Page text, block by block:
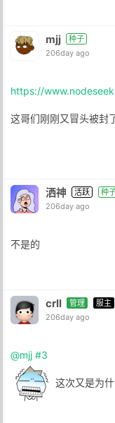
mjj
种子
206day ago
https://
这哥们刚刚又冒头被封
洒神 活跃
种
206day ago
不是的
crll 管理
服主
206day ago
@mjj #3
这次又是为什